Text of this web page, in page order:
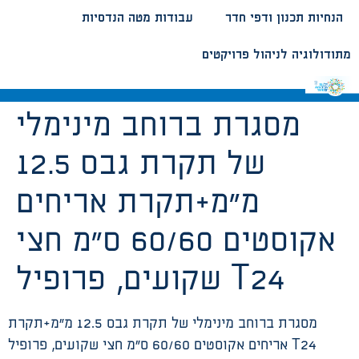
עבודות מטה הנדסיות הנחיות תכנון ודפי חדר
מתודולוגיה לניהול פרויקטים
מסגרת ברוחב מינימלי
של תקרת גבס 12.5
מ”מ+תקרת אריחים
אקוסטים 60/60 ס”מ חצי
שקועים, פרופיל T24
מסגרת ברוחב מינימלי של תקרת גבס 12.5 מ”מ+תקרת
אריחים אקוסטים 60/60 ס”מ חצי שקועים, פרופיל T24